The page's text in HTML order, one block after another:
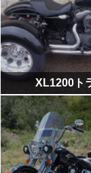
XL1200ト